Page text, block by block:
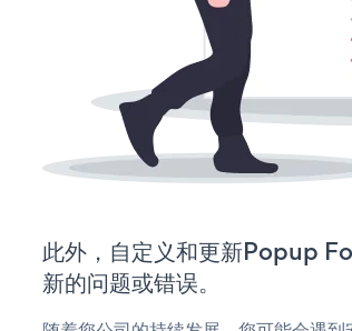
此外，自定义和更新Popup
新的问题或错误。